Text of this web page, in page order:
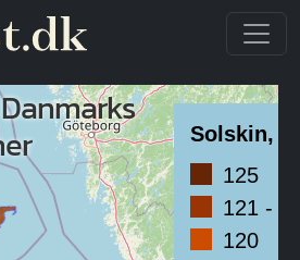
Solskin,
125
121 -
120